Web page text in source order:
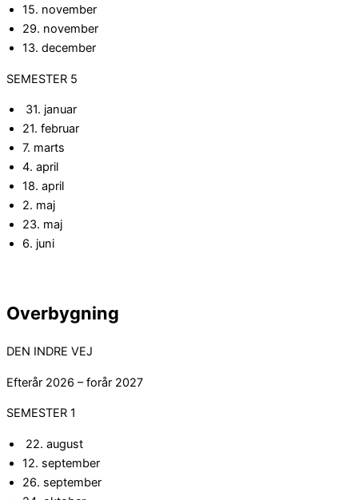
15. november
29. november
13. december
SEMESTER 5
31. januar
21. februar
7. marts
4. april
18. april
2. maj
23. maj
6. juni
Overbygning
DEN INDRE VEJ
Efterår 2026 – forår 2027
SEMESTER 1
22. august
12. september
26. september